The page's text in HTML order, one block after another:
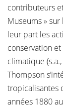
contributeurs
Museums » sur
leur part les
conservation
climatique
Thompson
tropicalisantes
années 1880